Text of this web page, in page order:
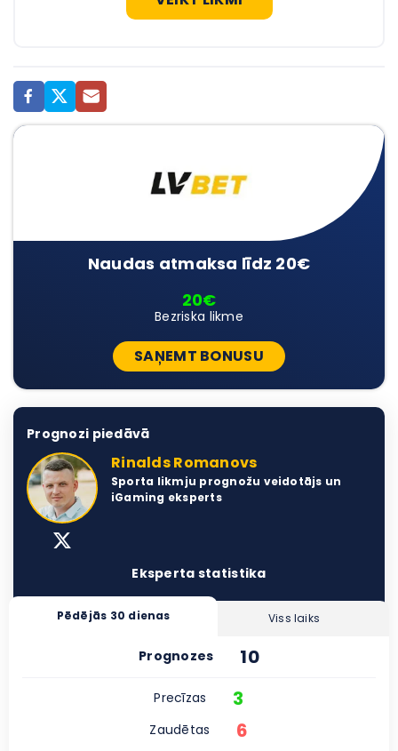
Naudas atmaksa līdz 20€
20€
Bezriska likme
SAŅEMT BONUSU
Prognozi piedāvā
Rinalds Romanovs
Sporta likmju prognožu veidotājs un
iGaming eksperts
Eksperta statistika
Pēdējās 30 dienas Viss laiks
Prognozes 10
Precīzas 3
Zaudētas 6